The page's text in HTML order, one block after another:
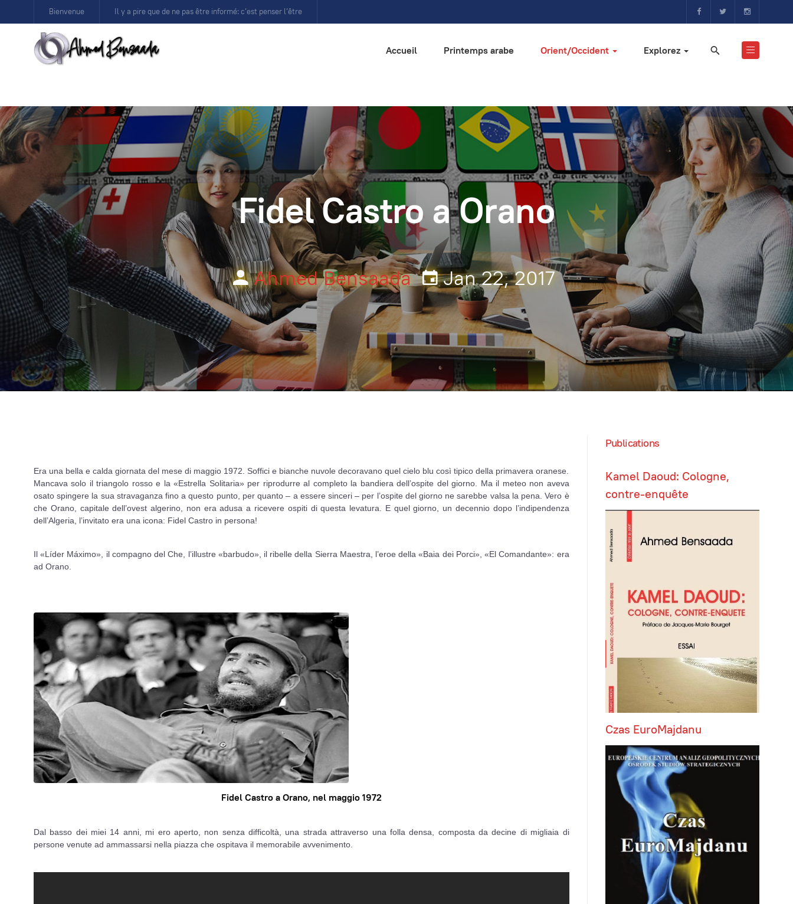
Bienvenue Il y a pire que de ne pas être informé: c’est penser l’être
Accueil Printemps arabe Orient/Occident Explorez
Fidel Castro a Orano
Ahmed Bensaada Jan 22, 2017
Era una bella e calda giornata del mese di maggio 1972. Soffici e bianche nuvole decoravano quel cielo blu così tipico della primavera oranese.
Mancava solo il triangolo rosso e la «Estrella Solitaria» per riprodurre al completo la bandiera dell’ospite del giorno. Ma il meteo non aveva
osato spingere la sua stravaganza fino a questo punto, per quanto – a essere sinceri – per l’ospite del giorno ne sarebbe valsa la pena. Vero è
che Orano, capitale dell’ovest algerino, non era adusa a ricevere ospiti di questa levatura. E quel giorno, un decennio dopo l’indipendenza
dell’Algeria, l’invitato era una icona: Fidel Castro in persona!
Il «Líder Máximo», il compagno del Che, l’illustre «barbudo», il ribelle della Sierra Maestra, l’eroe della «Baia dei Porci», «El Comandante»: era
ad Orano.
Fidel Castro a Orano, nel maggio 1972
Dal basso dei miei 14 anni, mi ero aperto, non senza difficoltà, una strada attraverso una folla densa, composta da decine di migliaia di
persone venute ad ammassarsi nella piazza che ospitava il memorabile avvenimento.
Publications
Kamel Daoud: Cologne,
contre-enquête
Czas EuroMajdanu